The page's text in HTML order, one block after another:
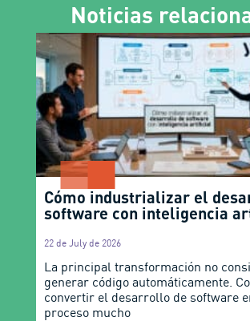
Noticias
Cómo industrializar el
software con inteligencia
22 de July de 2026
La principal transformación no
generar código automáticamente.
convertir el desarrollo de software
proceso mucho